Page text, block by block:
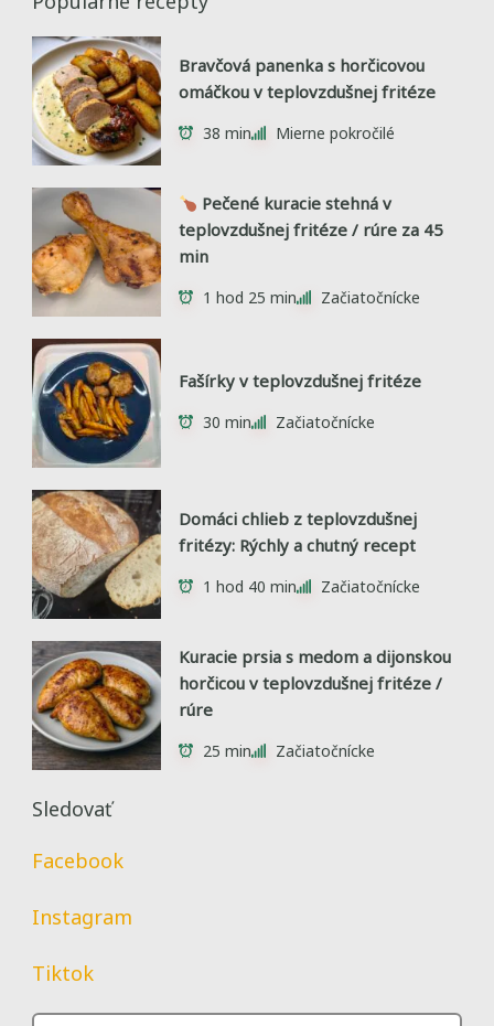
Bravčová panenka s horčicovou
omáčkou v teplovzdušnej fritéze
38 min Mierne pokročilé
Pečené kuracie stehná v
teplovzdušnej fritéze / rúre za 45
min
1 hod 25 min Začiatočnícke
Fašírky v teplovzdušnej fritéze
30 min Začiatočnícke
Domáci chlieb z teplovzdušnej
fritézy: Rýchly a chutný recept
1 hod 40 min Začiatočnícke
Kuracie prsia s medom a dijonskou
horčicou v teplovzdušnej fritéze /
rúre
25 min Začiatočnícke
Sledovať
Facebook
Instagram
Tiktok